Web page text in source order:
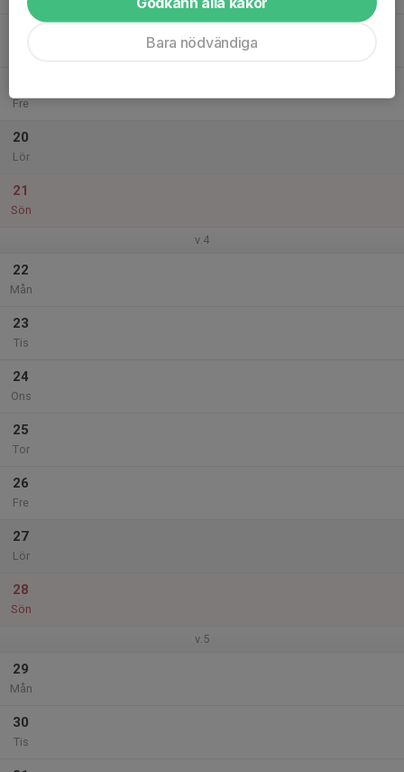
Fre
20
Lör
21
Sön
v.4
22
Mån
23
Tis
24
Ons
25
Tor
26
Fre
27
Lör
28
Sön
v.5
29
Mån
30
Tis
Bara nödvändiga